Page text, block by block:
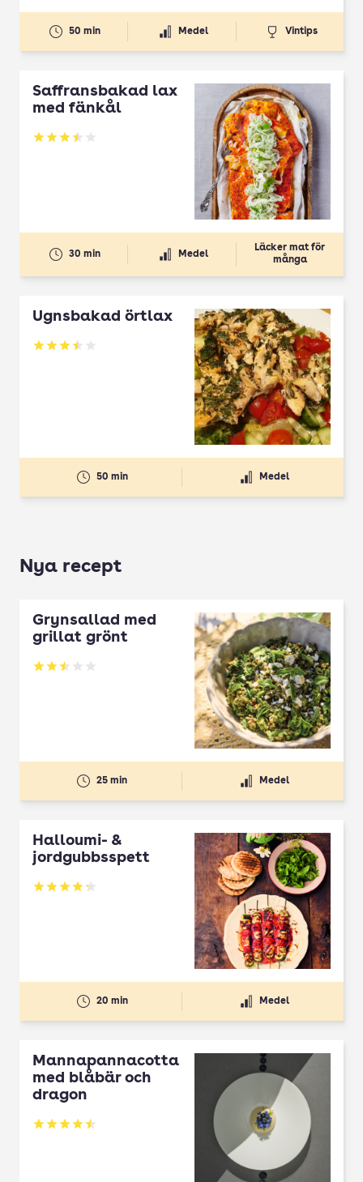
50 min Medel Vintips
Saffransbakad lax
med fänkål
Betyg: 3.51 av 5
30 min Medel
Läcker mat för
många
Ugnsbakad örtlax
Betyg: 3.5 av 5
50 min Medel
Nya recept
Grynsallad med
grillat grönt
Betyg: 2.5 av 5
25 min Medel
Halloumi- &
jordgubbsspett
Betyg: 4.3 av 5
20 min Medel
Mannapannacotta
med blåbär och
dragon
Betyg: 4.5 av 5